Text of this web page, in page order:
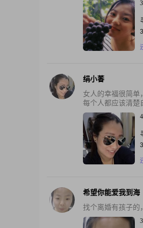
绢小萫
女人的幸福很简单
每个人都应该清楚
希望你能爱我到海
找个离婚有孩子的